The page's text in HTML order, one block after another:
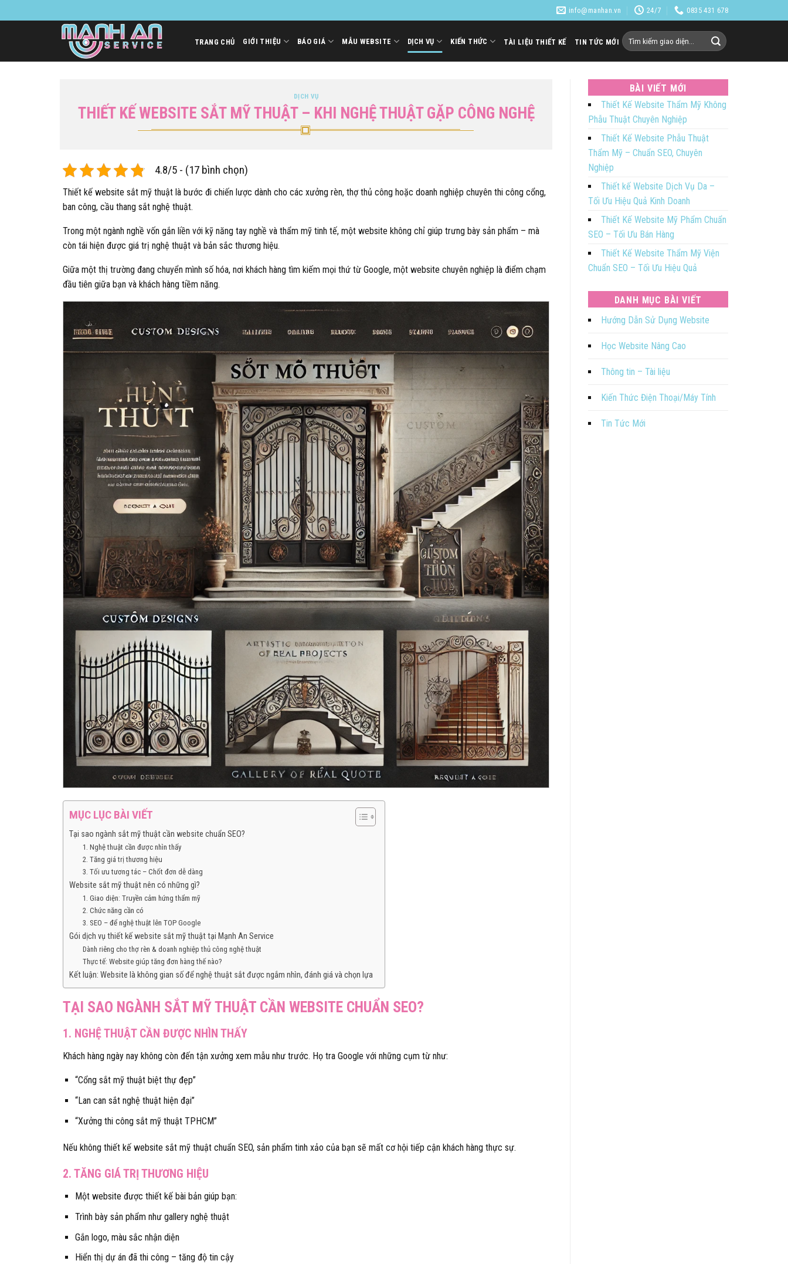
qua
info@manhan.vn 24/7 0835 431 678
TRANG CHỦ GIỚI THIỆU BÁO GIÁ MẪU WEBSITE DỊCH VỤ KIẾN THỨC TÀI LIỆU THIẾT KẾ TIN TỨC MỚI Tìm
DỊCH VỤ
THIẾT KẾ WEBSITE SẮT MỸ THUẬT – KHI NGHỆ THUẬT GẶP CÔNG NGHỆ
4.8/5 - (17 bình chọn)
Thiết kế website sắt mỹ thuật là bước đi chiến lược dành cho các xưởng rèn, thợ thủ công hoặc doanh nghiệp chuyên thi công cổng,
ban công, cầu thang sắt nghệ thuật.
Trong một ngành nghề vốn gắn liền với kỹ năng tay nghề và thẩm mỹ tinh tế, một website không chỉ giúp trưng bày sản phẩm – mà
còn tái hiện được giá trị nghệ thuật và bản sắc thương hiệu.
Giữa một thị trường đang chuyển mình số hóa, nơi khách hàng tìm kiếm mọi thứ từ Google, một website chuyên nghiệp là điểm chạm
đầu tiên giữa bạn và khách hàng tiềm năng.
MỤC LỤC BÀI VIẾT
Tại sao ngành sắt mỹ thuật cần website chuẩn SEO?
1. Nghệ thuật cần được nhìn thấy
2. Tăng giá trị thương hiệu
3. Tối ưu tương tác – Chốt đơn dễ dàng
Website sắt mỹ thuật nên có những gì?
1. Giao diện: Truyền cảm hứng thẩm mỹ
2. Chức năng cần có
3. SEO – để nghệ thuật lên TOP Google
Gói dịch vụ thiết kế website sắt mỹ thuật tại Mạnh An Service
Dành riêng cho thợ rèn & doanh nghiệp thủ công nghệ thuật
Thực tế: Website giúp tăng đơn hàng thế nào?
Kết luận: Website là không gian số để nghệ thuật sắt được ngắm nhìn, đánh giá và chọn lựa
TẠI SAO NGÀNH SẮT MỸ THUẬT CẦN WEBSITE CHUẨN SEO?
1. NGHỆ THUẬT CẦN ĐƯỢC NHÌN THẤY
Khách hàng ngày nay không còn đến tận xưởng xem mẫu như trước. Họ tra Google với những cụm từ như:
“Cổng sắt mỹ thuật biệt thự đẹp”
“Lan can sắt nghệ thuật hiện đại”
“Xưởng thi công sắt mỹ thuật TPHCM”
Nếu không thiết kế website sắt mỹ thuật chuẩn SEO, sản phẩm tinh xảo của bạn sẽ mất cơ hội tiếp cận khách hàng thực sự.
2. TĂNG GIÁ TRỊ THƯƠNG HIỆU
Một website được thiết kế bài bản giúp bạn:
Trình bày sản phẩm như gallery nghệ thuật
Gắn logo, màu sắc nhận diện
Hiển thị dự án đã thi công – tăng độ tin cậy
BÀI VIẾT MỚI
Thiết Kế Website Thẩm Mỹ Không
Phẫu Thuật Chuyên Nghiệp
Thiết Kế Website Phẫu Thuật
Thẩm Mỹ – Chuẩn SEO, Chuyên
Nghiệp
Thiết kế Website Dịch Vụ Da –
Tối Ưu Hiệu Quả Kinh Doanh
Thiết Kế Website Mỹ Phẩm Chuẩn
SEO – Tối Ưu Bán Hàng
Thiết Kế Website Thẩm Mỹ Viện
Chuẩn SEO – Tối Ưu Hiệu Quả
DANH MỤC BÀI VIẾT
Hướng Dẫn Sử Dụng Website
Học Website Nâng Cao
Thông tin – Tài liệu
Kiến Thức Điện Thoại/Máy Tính
Tin Tức Mới